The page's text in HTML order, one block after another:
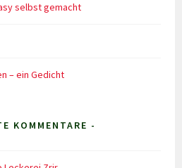
selbst gemacht
– ein Gedicht
KOMMENTARE -